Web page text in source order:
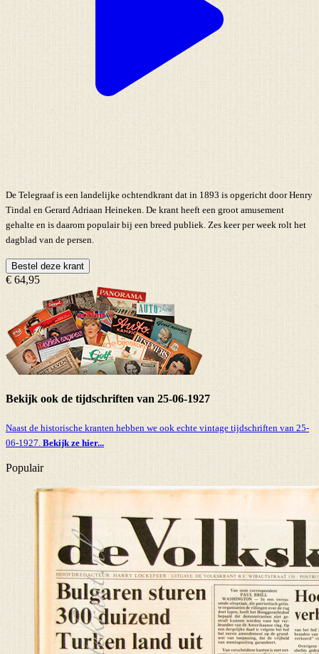
De Telegraaf is een landelijke ochtendkrant dat in 1893 is opgericht door Henry
Tindal en Gerard Adriaan Heineken. De krant heeft een groot amusement
gehalte en is daarom populair bij een breed publiek. Zes keer per week rolt het
dagblad van de persen.
Bestel deze krant
€ 64,95
Bekijk ook de tijdschriften van 25-06-1927
Naast de historische kranten hebben we ook echte vintage tijdschriften van 25-
06-1927. Bekijk ze hier...
Populair